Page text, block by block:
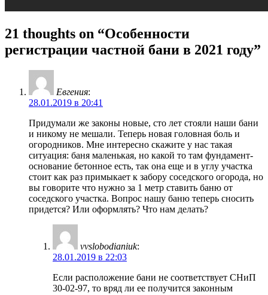
21 thoughts on “Особенности
регистрации частной бани в 2021 году”
Евгения:
28.01.2019 в 20:41
Придумали же законы новые, сто лет стояли наши бани
и никому не мешали. Теперь новая головная боль и
огородников. Мне интересно скажите у нас такая
ситуация: баня маленькая, но какой то там фундамент-
основание бетонное есть, так она еще и в углу участка
стоит как раз примыкает к забору соседского огорода, но
вы говорите что нужно за 1 метр ставить баню от
соседского участка. Вопрос нашу баню теперь сносить
придется? Или оформлять? Что нам делать?
vvslobodianiuk:
28.01.2019 в 22:03
Если расположение бани не соответствует СНиП
30-02-97, то вряд ли ее получится законным